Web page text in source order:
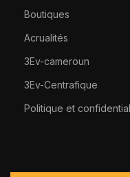
Boutiques
Acrualités
3Ev-cameroun
3Ev-Centrafique
Politique et